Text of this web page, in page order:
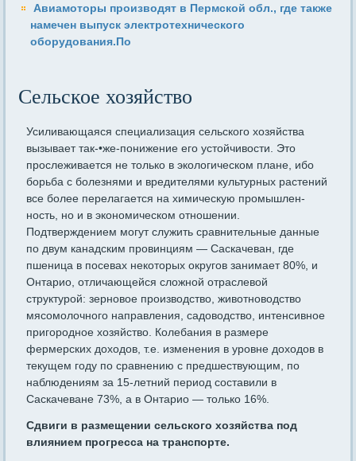
Авиамоторы производят в Пермской обл., где также
намечен выпуск электротехнического
оборудования.По
Сельское хозяйство
Усиливающаяся специализация сельского хозяйства
вызывает так-•же-понижение его устойчивости. Это
прослеживается не только в экологическом плане, ибо
борьба с болезнями и вредителями куль­турных растений
все более перелагается на химическую промышлен­
ность, но и в экономическом отношении.
Подтверждением могут служить сравнительные данные
по двум канадским провинциям — Саскачеван, где
пшеница в посевах некоторых округов занимает 80%, и
Онтарио, отличающейся сложной отраслевой
структурой: зерновое производство, животноводство
мясомолочного направле­ния, садоводство, интенсивное
пригородное хозяйство. Колебания в размере
фермерских доходов, т.е. изменения в уровне доходов в
текущем году по сравнению с предшествующим, по
наблюдениям за 15-летний период составили в
Саскачеване 73%, а в Онтарио — только 16%.
Сдвиги в размещении сельского хозяйства под
влиянием прогресса на транспорте.